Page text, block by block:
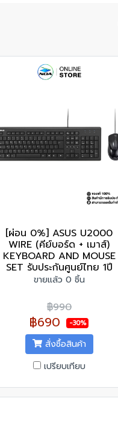
[ผ่อน 0%] ASUS U2000
WIRE (คีย์บอร์ด + เมาส์)
KEYBOARD AND MOUSE
SET รับประกันศูนย์ไทย 1ปี
ขายแล้ว 0 ชิ้น
฿990
฿690 -30%
สั่งซื้อสินค้า
เปรียบเทียบ